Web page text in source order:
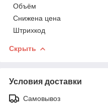
Объём
Снижена цена
Штрихкод
Скрыть
Условия доставки
Самовывоз